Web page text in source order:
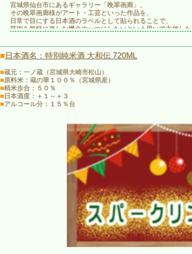
宮城県仙台市にあるギャラリー「晩翠画廊」。
その晩翠画廊様がアート・工芸といった作品を、
日常で目にする日本酒のラベルとして貼られることで、
芸術を気軽に楽しむ機会の一つにしたいという思いで主催した
※当画廊は宮城・東北の作家を中心に
絵画・彫刻・工芸などの作品展示を企画しています
日本酒銘柄紹介
お酒の中身は宮城の蔵元一ノ蔵が醸す日本酒。
「一ノ蔵 特別純米酒 大和伝（720ML)」です。
「大和伝」の名を冠し、名刀のごとく磨き抜かれた
宮城県産酒造好適米「蔵の華」を１００％原料米に使用。
純米ならではの芯の通った豊かなコクと
芳醇な旨味に溢れ昔ながらの麹の香りのする数少ないお酒です
滑らかな口当たり、膨らむ旨味が一体となり、
充実した味わいを醸しています。
冷やから常温、お燗でも美味しく、
幅広い温度体でお楽しみいただけます。
ご注文時の注意事項
この商品は、ご注文後にラベルを貼って出荷する受注生産式
■日本酒名：特別純米酒 大和伝 720ML
■蔵元：一ノ蔵（宮城県大崎市松山）
■原料米：蔵の華１００％（宮城県産）
■精米歩合：５０％
■日本酒度：＋１～＋３
■アルコール分：１５％台